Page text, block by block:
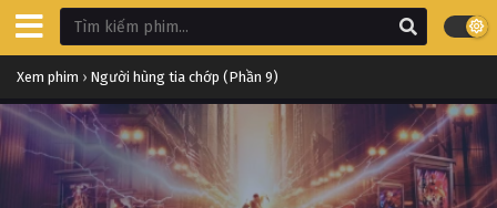
Xem phim › Người hùng tia chớp (Phần 9)